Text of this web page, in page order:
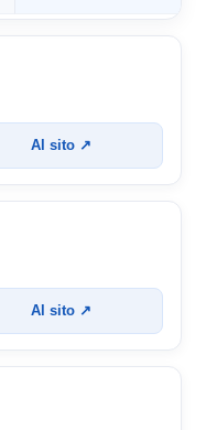
Al sito ↗
Al sito ↗